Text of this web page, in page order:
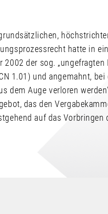
hatte in
der sog. „ungefragten
1.01) und angemahnt,
dem Auge verloren
das den
auf das Vorbringen